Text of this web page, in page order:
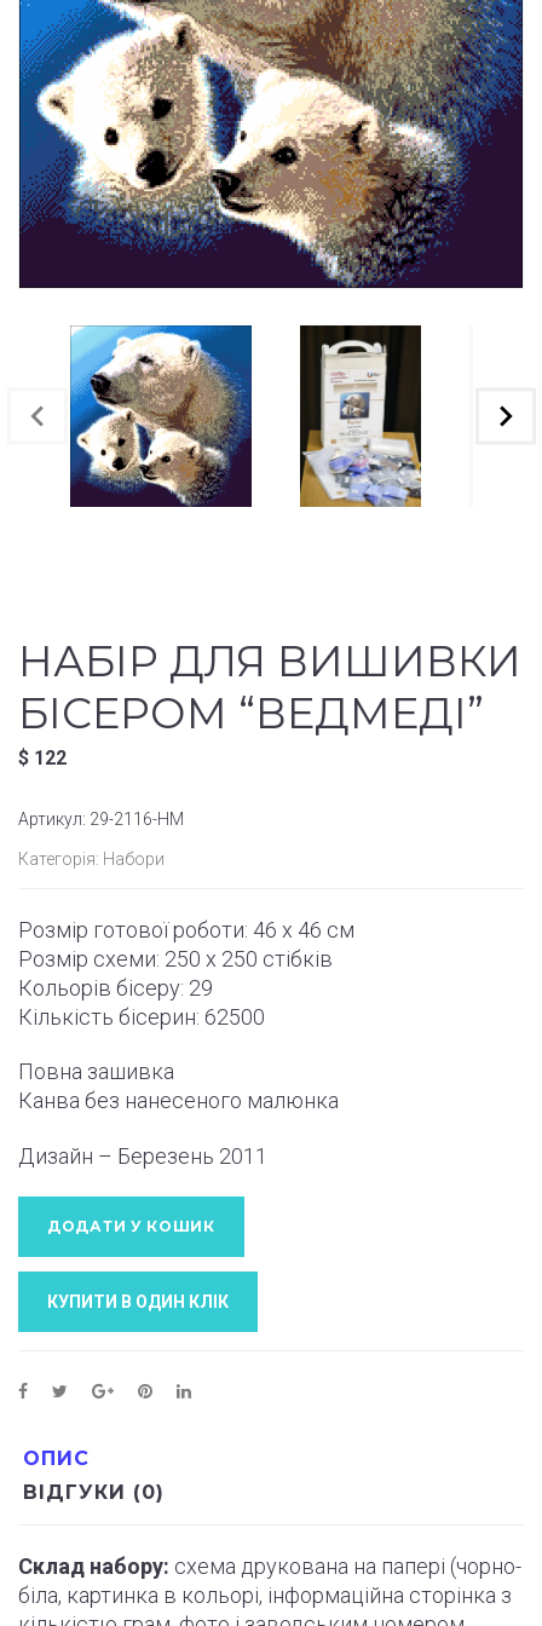
НАБІР ДЛЯ ВИШИВКИ
БІСЕРОМ “ВЕДМЕДІ”
$ 122
Артикул: 29-2116-НМ
Категорія: Набори
Розмір готової роботи: 46 x 46 см
Розмір схеми: 250 x 250 стібків
Кольорів бісеру: 29
Кількість бісерин: 62500
Повна зашивка
Канва без нанесеного малюнка
Дизайн – Березень 2011
ДОДАТИ У КОШИК
КУПИТИ В ОДИН КЛIК
ОПИС
ВІДГУКИ (0)
Склад набору: схема друкована на папері (чорно-
біла, картинка в кольорі, інформаційна сторінка з